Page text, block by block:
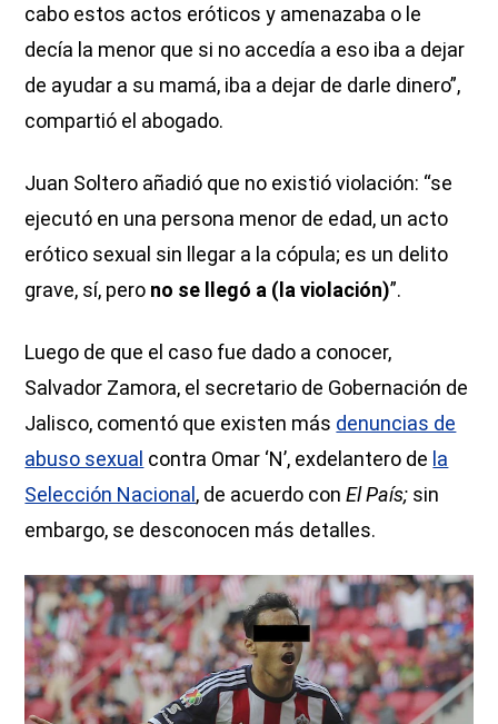
cabo estos actos eróticos y amenazaba o le
decía la menor que si no accedía a eso iba a dejar
de ayudar a su mamá, iba a dejar de darle dinero”,
compartió el abogado.
Juan Soltero añadió que no existió violación: “se
ejecutó en una persona menor de edad, un acto
erótico sexual sin llegar a la cópula; es un delito
grave, sí, pero no se llegó a (la violación)”.
Luego de que el caso fue dado a conocer,
Salvador Zamora, el secretario de Gobernación de
Jalisco, comentó que existen más denuncias de
abuso sexual contra Omar ‘N’, exdelantero de la
Selección Nacional, de acuerdo con El País; sin
embargo, se desconocen más detalles.